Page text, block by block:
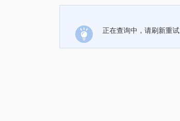
正在查询中，请刷新重试